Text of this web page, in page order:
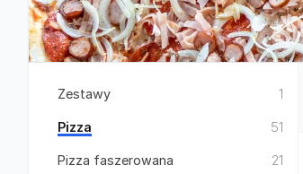
Zestawy 1
Pizza 51
Pizza faszerowana 21